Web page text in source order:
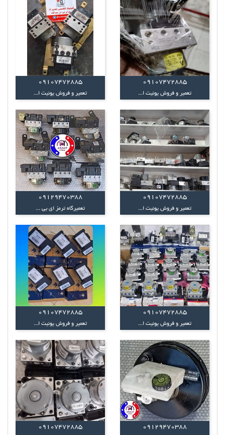
09107472885
تعمیر و فروش یونیت ا...
09107472885
تعمیر و فروش یونیت ا...
09107472885
تعمیر و فروش یونیت ا...
09129470388
تعمیرگاه ترمز ای بی ...
09107472885
تعمیر و فروش یونیت ا...
09107472885
تعمیر و فروش یونیت ا...
09129470388
09107472885